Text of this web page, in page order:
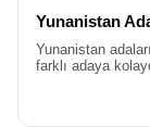
Yunanistan
Yunanistan
farklı adaya